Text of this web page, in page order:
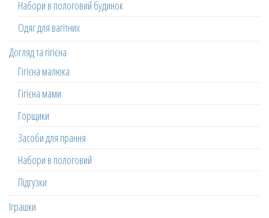
Набори в пологовий будинок
Одяг для вагітних
Догляд та гігієна
Гігієна малюка
Гігієна мами
Горщики
Засоби для прання
Набори в пологовий
Підгузки
Іграшки